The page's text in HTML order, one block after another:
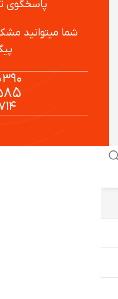
پاسخگوی
شما میتوانید